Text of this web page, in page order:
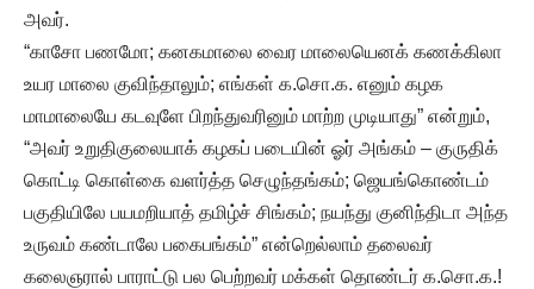
அவர்.
“காசோ பணமோ; கனகமாலை வைர மாலையெனக் கணக்கிலா
உயர மாலை குவிந்தாலும்; எங்கள் க.சொ.க. எனும் கழக
மாமாலையே கடவுளே பிறந்துவரினும் மாற்ற முடியாது” என்றும்,
“அவர் உறுதிகுலையாக் கழகப் படையின் ஓர் அங்கம் – குருதிக்
கொட்டி கொள்கை வளர்த்த செழுந்தங்கம்; ஜெயங்கொண்டம்
பகுதியிலே பயமறியாத் தமிழ்ச் சிங்கம்; நயந்து குனிந்திடா அந்த
உருவம் கண்டாலே பகைபங்கம்” என்றெல்லாம் தலைவர்
கலைஞரால் பாராட்டு பல பெற்றவர் மக்கள் தொண்டர் க.சொ.க.!